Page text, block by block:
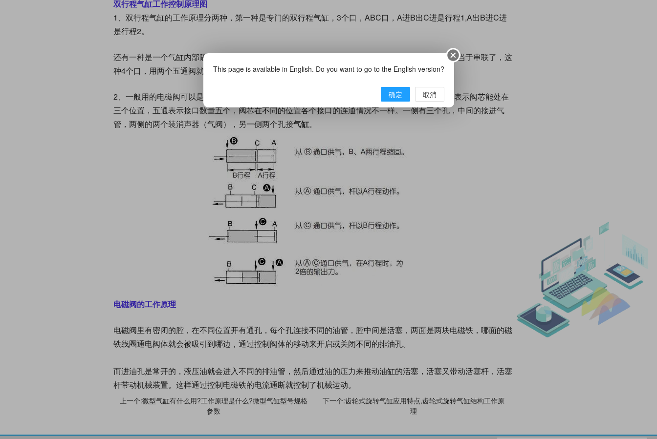
双行程气缸工作控制原理图
1、双行程气缸的工作原理分两种，第一种是专门的双行程气缸，3个口，ABC口，A进B出C进是行程1,A出B进C进
是行程2。
还有一种是一个气缸内部隔出来两个腔室，每个里面有一个活塞，活塞杆长度一个大于两外一个，相当于串联了，这
种4个口，用两个五通阀就行，但可能要用到可逆流的调压阀。
2、一般用的电磁阀可以是二位二通、二位三通、二位四通、三位四通和三位五通等多种型式。三位表示阀芯能处在
三个位置，五通表示接口数量五个，阀芯在不同的位置各个接口的连通情况不一样。一侧有三个孔，中间的接进气
管，两侧的两个装消声器（气阀），另一侧两个孔接气缸。
电磁阀的工作原理
电磁阀里有密闭的腔，在不同位置开有通孔，每个孔连接不同的油管，腔中间是活塞，两面是两块电磁铁，哪面的磁
铁线圈通电阀体就会被吸引到哪边，通过控制阀体的移动来开启或关闭不同的排油孔。
而进油孔是常开的，液压油就会进入不同的排油管，然后通过油的压力来推动油缸的活塞，活塞又带动活塞杆，活塞
杆带动机械装置。这样通过控制电磁铁的电流通断就控制了机械运动。
上一个:微型气缸有什么用?工作原理是什么?微型气缸型号规格
参数
下一个:齿轮式旋转气缸应用特点,齿轮式旋转气缸结构工作原
理
This page is available in English. Do you want to go to the English version?
确定 取消